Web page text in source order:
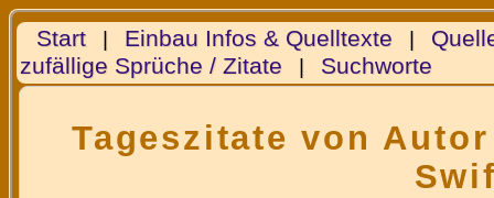
Start| Einbau Infos & Quelltexte |
zufällige Sprüche / Zitate | Suchworte
Tageszitate von